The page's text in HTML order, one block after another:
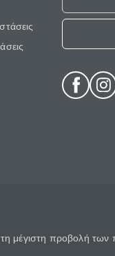
μέγιστη προβολή των